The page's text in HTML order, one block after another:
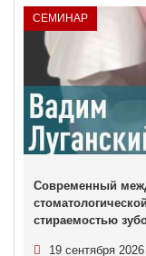
СЕМИНАР
Современный
стираемостью
19 сентября 2026